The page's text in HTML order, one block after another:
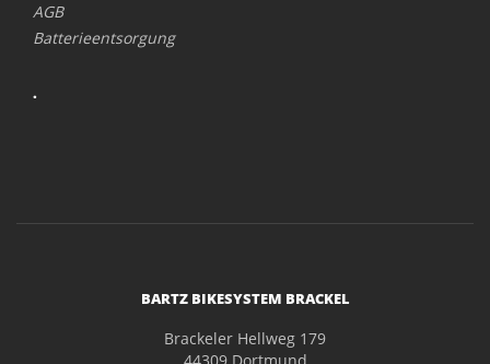
AGB
Batterieentsorgung
.
BARTZ BIKESYSTEM BRACKEL
Brackeler Hellweg 179